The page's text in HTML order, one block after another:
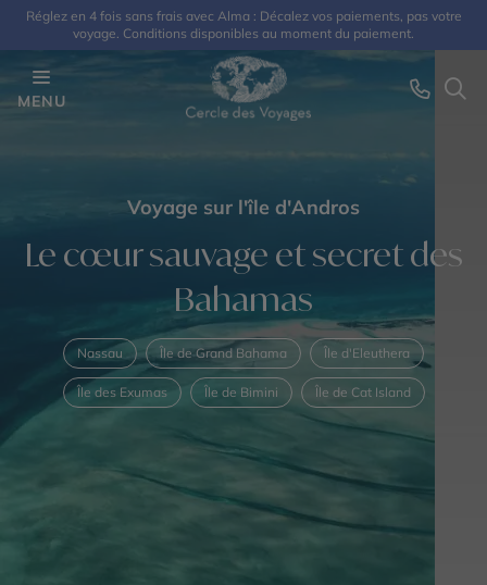
Réglez en 4 fois sans frais avec Alma : Décalez vos paiements, pas votre
voyage. Conditions disponibles au moment du paiement.
MENU
Voyage sur l'île d'Andros
Le cœur sauvage et secret des
Bahamas
Nassau Île de Grand Bahama Île d'Eleuthera
Île des Exumas Île de Bimini Île de Cat Island